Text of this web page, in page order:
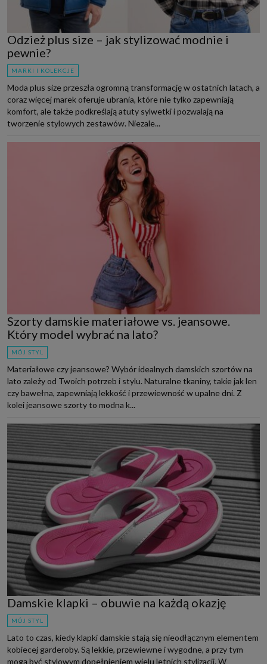
Odzież plus size – jak stylizować modnie i
pewnie?
MARKI I KOLEKCJE
Moda plus size przeszła ogromną transformację w ostatnich latach, a
coraz więcej marek oferuje ubrania, które nie tylko zapewniają
komfort, ale także podkreślają atuty sylwetki i pozwalają na
tworzenie stylowych zestawów. Niezale...
Szorty damskie materiałowe vs. jeansowe.
Który model wybrać na lato?
MÓJ STYL
Materiałowe czy jeansowe? Wybór idealnych damskich szortów na
lato zależy od Twoich potrzeb i stylu. Naturalne tkaniny, takie jak len
czy bawełna, zapewniają lekkość i przewiewność w upalne dni. Z
kolei jeansowe szorty to modna k...
Damskie klapki – obuwie na każdą okazję
MÓJ STYL
Lato to czas, kiedy klapki damskie stają się nieodłącznym elementem
kobiecej garderoby. Są lekkie, przewiewne i wygodne, a przy tym
mogą być stylowym dopełnieniem wielu letnich stylizacji. W